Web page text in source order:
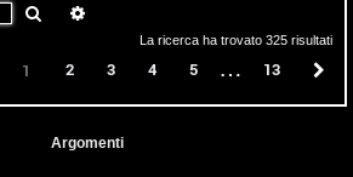
Cerca
La ricerca ha trovato 325 risultati
Pagina di
1 2 3 4 5 … 13
Argomenti